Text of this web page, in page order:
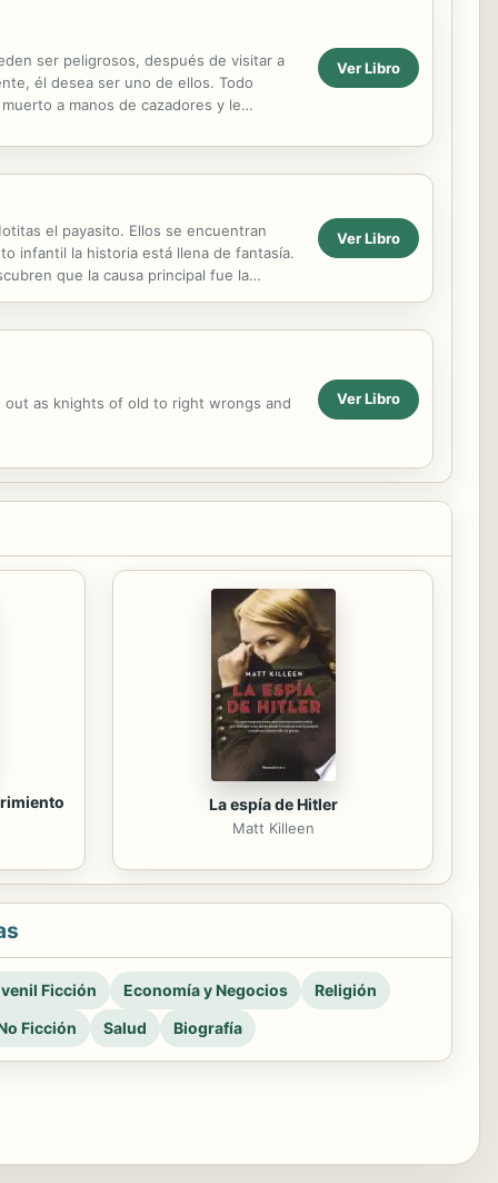
ser peligrosos, después de visitar a
él desea ser uno de ellos. Todo
a manos de cazadores y le
Ver Libro
el payasito. Ellos se encuentran
infantil la historia está llena de fantasía.
que la causa principal fue la
Ver Libro
as knights of old to right wrongs and Ver Libro
La espía de Hitler
Matt Killeen
Ficción Economía y Negocios
Religión
Ficción
Salud Biografía